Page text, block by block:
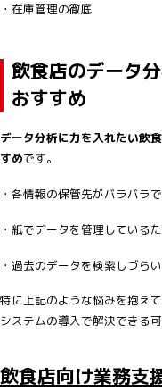
・在庫管理の徹底
飲食店のデータ
おすすめ
データ分析に力を入れたい飲
すめです。
・各情報の保管先がバラバラ
・紙でデータを管理している
・過去のデータを検索しづらい
特に上記のような悩みを抱え
システムの導入で解決できる
飲食店向け業務支